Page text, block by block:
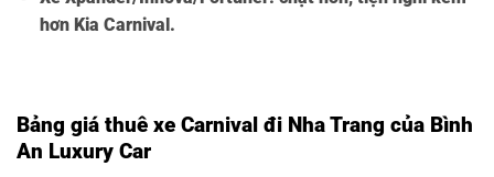
hơn Kia Carnival.
Bảng giá thuê xe Carnival đi Nha Trang của Bình
An Luxury Car